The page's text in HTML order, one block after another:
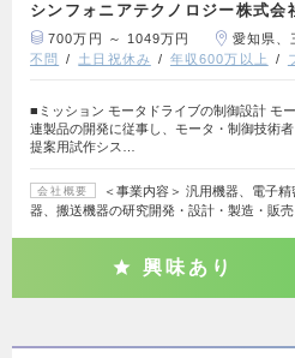
シンフォニアテクノロジー株式会
700万円 ～ 1049万円 愛知県、
不問
土日祝休み 年収600万以上
■ミッション モータドライブの制御設計 モ
連製品の開発に従事し、モータ・制御技術
提案用試作シス…
会社概要
＜事業内容＞ 汎用機器、電子
器、搬送機器の研究開発・設計・製造・販
興味あり